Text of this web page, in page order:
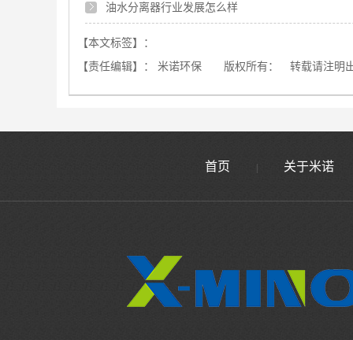
油水分离器行业发展怎么样
【本文标签】：
【责任编辑】：
米诺环保 版权所有： 转载请注明
首页 关于米诺